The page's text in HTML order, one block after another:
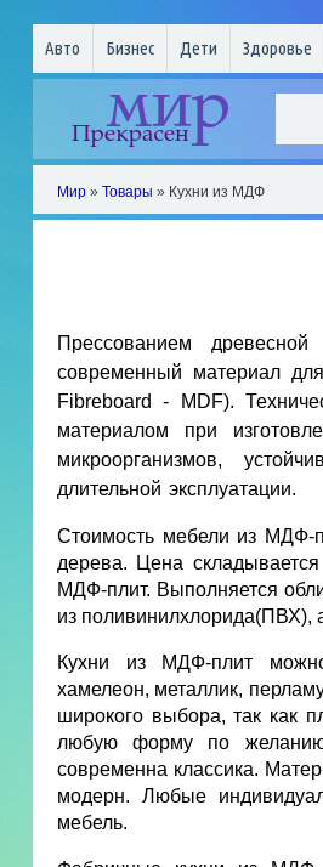
Авто Бизнес Дети Здоровье
Мир » Товары » Кухни из МДФ
Прессованием древесной
современный материал
Fibreboard - MDF).
материалом при
микроорганизмов,
длительной эксплуатации.
Стоимость мебели из МДФ-
дерева. Цена
МДФ-плит. Выполняется
из поливинилхлорида(ПВХ),
Кухни из МДФ-плит
хамелеон, металлик,
широкого выбора, так как
любую форму по желанию
современна классика.
модерн. Любые
мебель.